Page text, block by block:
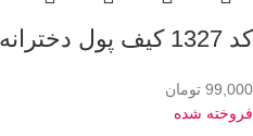
کد 1327 کیف پول دخترانه فوراور لاو
99,000 تومان
فروخته شده